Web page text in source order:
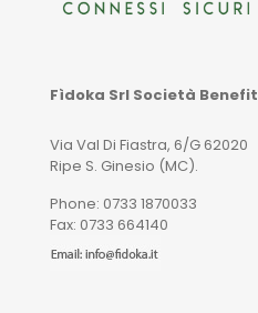
Fìdoka Srl Società Benefit
Via Val Di Fiastra, 6/G 62020
Ripe S. Ginesio (MC).
Phone: 0733 1870033
Fax: 0733 664140